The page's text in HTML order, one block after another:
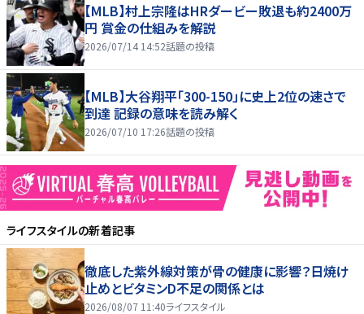
【MLB】村上宗隆はHRダービー敗退も約2400万
円 賞金の仕組みを解説
2026/07/14 14:52話題の投稿
【MLB】大谷翔平「300-150」に史上2位の速さで
到達 記録の意味を読み解く
2026/07/10 17:26話題の投稿
ライフスタイルの新着記事
徹底した紫外線対策が骨の健康に影響？日焼け
止めとビタミンD不足の関係とは
2026/08/07 11:40ライフスタイル